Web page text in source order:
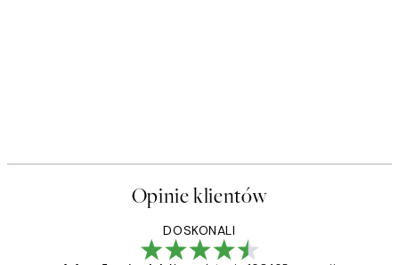
Opinie klientów
DOSKONALI